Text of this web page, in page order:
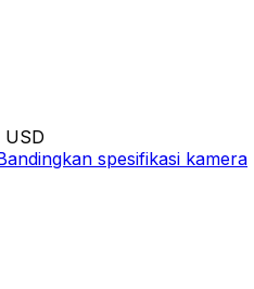
USD
spesifikasi kamera